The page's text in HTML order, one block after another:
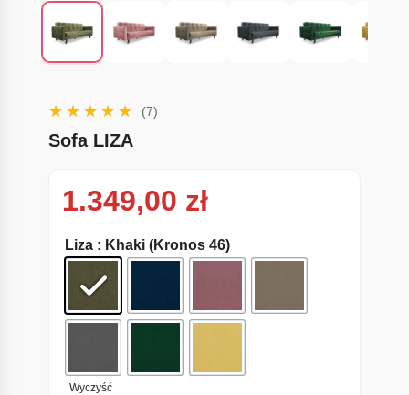
(7)
Sofa LIZA
1.349,00 zł
Liza : Khaki (Kronos 46)
Wyczyść